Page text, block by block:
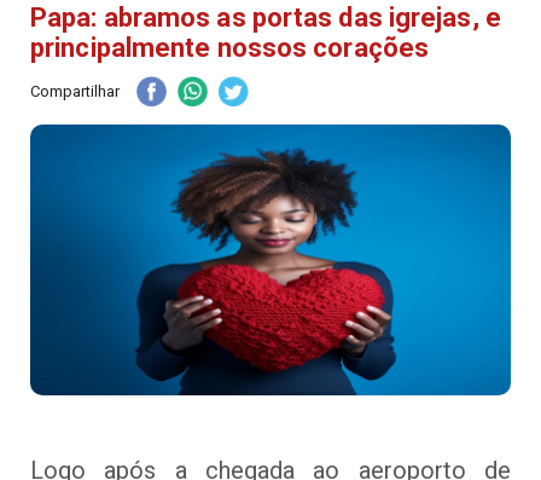
Papa: abramos as portas das igrejas, e
principalmente nossos corações
Compartilhar
Logo após a chegada ao aeroporto de